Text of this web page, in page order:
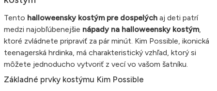
Tento halloweensky kostým pre dospelých aj deti patrí
medzi najobľúbenejšie nápady na halloweensky kostým,
ktoré zvládnete pripraviť za pár minút. Kim Possible, ikonická
teenagerská hrdinka, má charakteristický vzhľad, ktorý si
môžete jednoducho vytvoriť z vecí vo vašom šatníku.
Základné prvky kostýmu Kim Possible